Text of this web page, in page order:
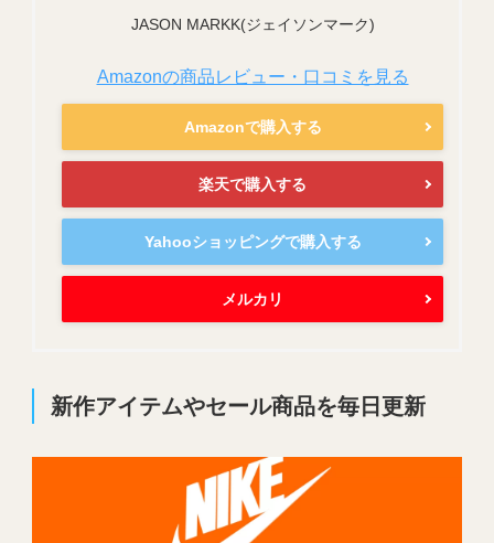
JASON MARKK(ジェイソンマーク)
Amazonの商品レビュー・口コミを見る
Amazonで購入する
楽天で購入する
Yahooショッピングで購入する
メルカリ
新作アイテムやセール商品を毎日更新